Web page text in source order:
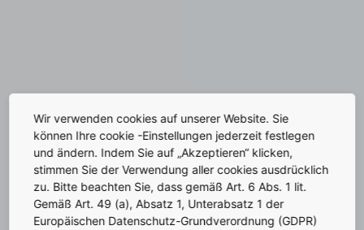
Wir verwenden cookies auf unserer Website. Sie
können Ihre cookie -Einstellungen jederzeit festlegen
und ändern. Indem Sie auf „Akzeptieren“ klicken,
stimmen Sie der Verwendung aller cookies ausdrücklich
zu. Bitte beachten Sie, dass gemäß Art. 6 Abs. 1 lit.
Gemäß Art. 49 (a), Absatz 1, Unterabsatz 1 der
Europäischen Datenschutz-Grundverordnung (GDPR)